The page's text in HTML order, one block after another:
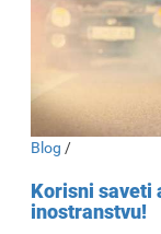
Blog /
Korisni saveti
inostranstvu!